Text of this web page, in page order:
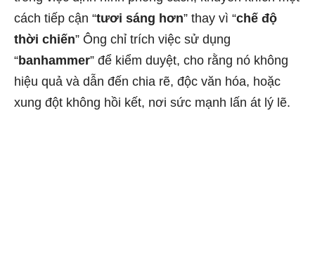
cách tiếp cận “tươi sáng hơn” thay vì “chế độ
thời chiến” Ông chỉ trích việc sử dụng
“banhammer” để kiểm duyệt, cho rằng nó không
hiệu quả và dẫn đến chia rẽ, độc văn hóa, hoặc
xung đột không hồi kết, nơi sức mạnh lấn át lý lẽ.